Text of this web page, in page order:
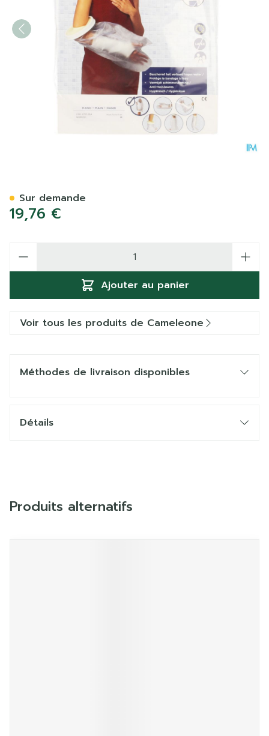
19,76 €
Ajouter au panier
Sur demande
Voir tous les produits de Cameleone
Méthodes de livraison disponibles
Détails
Produits alternatifs